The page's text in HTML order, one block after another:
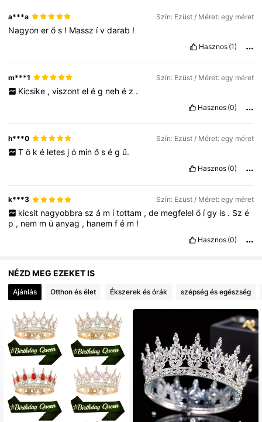
2.7K Követők
a***a Szín: Ezüst / Méret: egy méret
Nagyonerős ! Massz ívdarab !
Hasznos (1)
m***1 Szín: Ezüst / Méret: egy méret
Kicsike , viszont el é g neh é z .
Hasznos (0)
h***0 Szín: Ezüst / Méret: egy méret
T ö k é letes j ó min ő s é g ű.
Hasznos (0)
k***3 Szín: Ezüst / Méret: egy méret
kicsit nagyobbra sz á m ítottam , de megfelel ő így is . Sz é
p , nem m üanyag , hanemfé m !
Hasznos (0)
NÉZD MEG EZEKET IS
Ajánlás Otthon és élet Ékszerek és órák szépség és egészség